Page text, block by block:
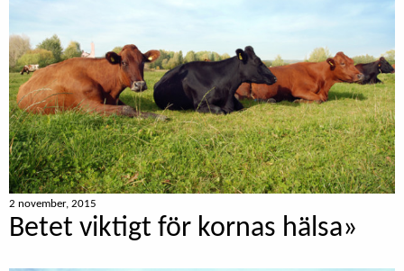
2 november, 2015
Betet viktigt för kornas hälsa»